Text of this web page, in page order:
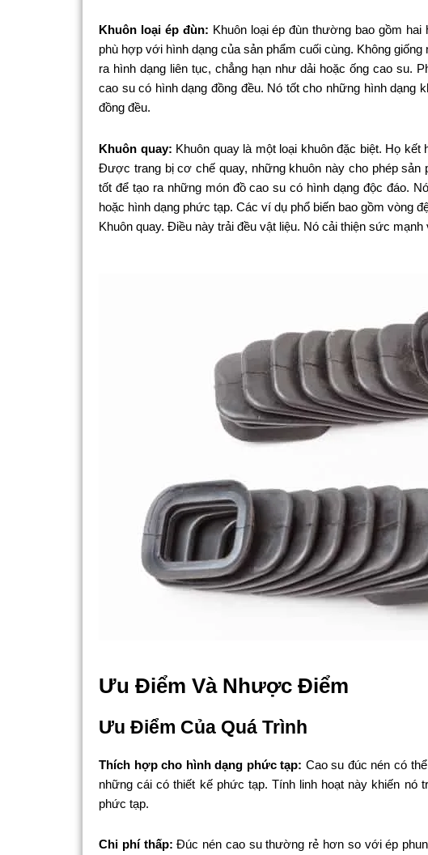
Khuôn loại ép đùn: Khuôn loại ép đùn thường bao gồm
phù hợp với hình dạng của sản phẩm cuối cùng. Không
ra hình dạng liên tục, chẳng hạn như dải hoặc ống cao su.
cao su có hình dạng đồng đều. Nó tốt cho những hình dạng
đồng đều.
Khuôn quay: Khuôn quay là một loại khuôn đặc biệt. Họ
Được trang bị cơ chế quay, những khuôn này cho phép sản
tốt để tạo ra những món đồ cao su có hình dạng độc đáo.
hoặc hình dạng phức tạp. Các ví dụ phổ biến bao gồm vòng
Khuôn quay. Điều này trải đều vật liệu. Nó cải thiện sức
Ưu Điểm Và Nhược Điểm
Ưu Điểm Của Quá Trình
Thích hợp cho hình dạng phức tạp: Cao su đúc nén có
những cái có thiết kế phức tạp. Tính linh hoạt này khiến
phức tạp.
Chi phí thấp: Đúc nén cao su thường rẻ hơn so với ép